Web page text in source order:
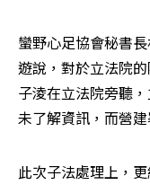
蠻野心足協會秘書
遊說，對於立法院
子淩在立法院旁聽
未了解資訊，而營
此次子法處理上，